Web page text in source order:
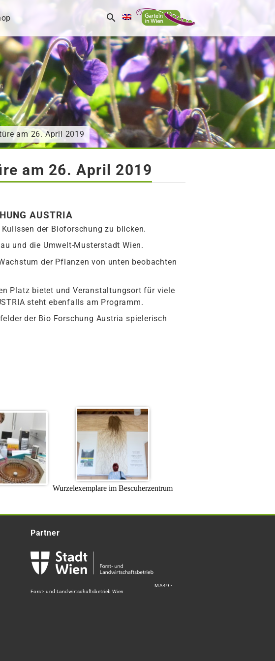
am 26. April 2019
am 26. April 2019
AUSTRIA
der Bioforschung zu blicken.
und die Umwelt-Musterstadt Wien.
der Pflanzen von unten beobachten
Platz bietet und Veranstaltungsort für viele
steht ebenfalls am Programm.
der Bio Forschung Austria spielerisch
Wurzelexemplare im Bescuherzentrum
Partner
MA49 -
Forst- und Landwirtschaftsbetrieb Wien